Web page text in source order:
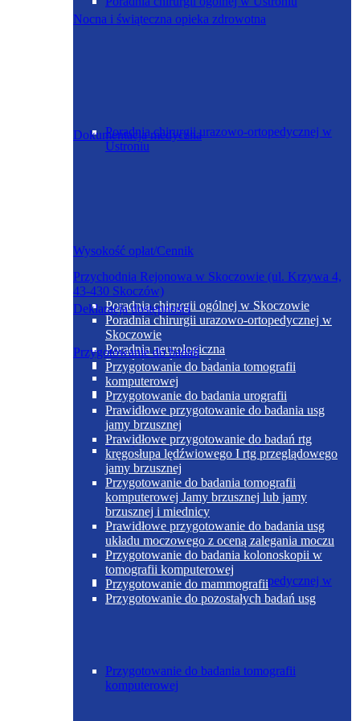
Poradnia chirurgii urazowo-ortopedycznej w
Ustroniu
Przychodnia Rejonowa w Skoczowie (ul. Krzywa 4,
43-430 Skoczów)
Poradnia chirurgii ogólnej w Skoczowie
Poradnia chirurgii urazowo-ortopedycznej w
Skoczowie
Poradnia neurologiczna
Poradnia otolaryngologiczna
Poradnia chirurgii ogólnej w Skoczowie
Poradnia chirurgii urazowo-ortopedycznej w
Skoczowie
Nocna i świąteczna opieka zdrowotna
Dokumentacja medyczna
Wysokość opłat/Cennik
Deklaracja dostępności
Przygotowanie do badań
Przygotowanie do badania tomografii
komputerowej
Przygotowanie do badania urografii
Prawidłowe przygotowanie do badania usg
jamy brzusznej
Prawidłowe przygotowanie do badań rtg
kręgosłupa lędźwiowego I rtg przeglądowego
jamy brzusznej
Przygotowanie do badania tomografii
komputerowej Jamy brzusznej lub jamy
brzusznej i miednicy
Prawidłowe przygotowanie do badania usg
układu moczowego z oceną zalegania moczu
Przygotowanie do badania kolonoskopii w
tomografii komputerowej
Przygotowanie do mammografii
Przygotowanie do pozostałych badań usg
Przygotowanie do badania tomografii
komputerowej